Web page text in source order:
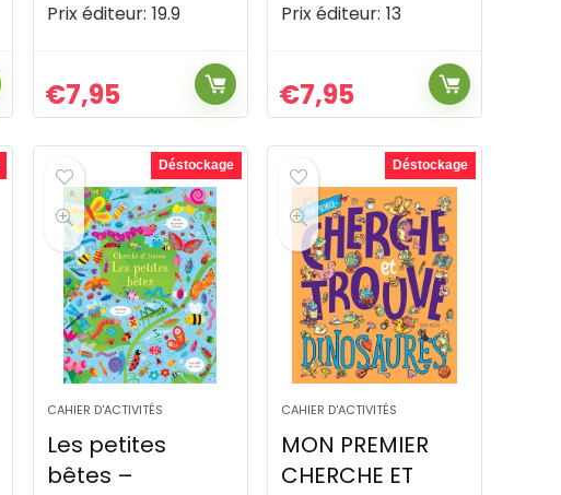
Prix éditeur: 19.9
€7,95
Prix éditeur: 13
€7,95
Déstockage
CAHIER D'ACTIVITÉS
Les petites
bêtes –
Déstockage
CAHIER D'ACTIVITÉS
MON PREMIER
CHERCHE ET